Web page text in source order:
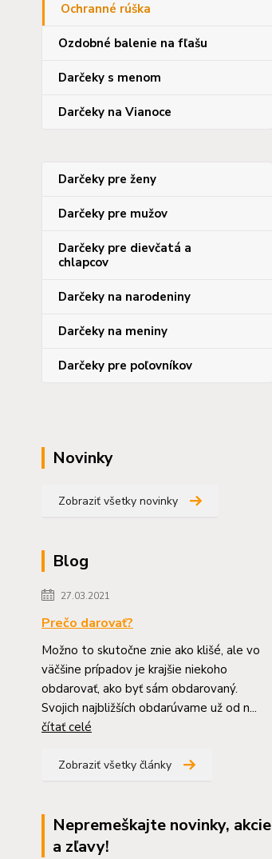
Ochranné rúška
Ozdobné balenie na fľašu
Darčeky s menom
Darčeky na Vianoce
Darčeky pre ženy
Darčeky pre mužov
Darčeky pre dievčatá a
chlapcov
Darčeky na narodeniny
Darčeky na meniny
Darčeky pre poľovníkov
Novinky
Zobraziť všetky novinky
Blog
27.03.2021
Prečo darovať?
Možno to skutočne znie ako klišé, ale vo
väčšine prípadov je krajšie niekoho
obdarovať, ako byť sám obdarovaný.
Svojich najbližších obdarúvame už od n...
čítať celé
Zobraziť všetky články
Nepremeškajte novinky, akcie
a zľavy!